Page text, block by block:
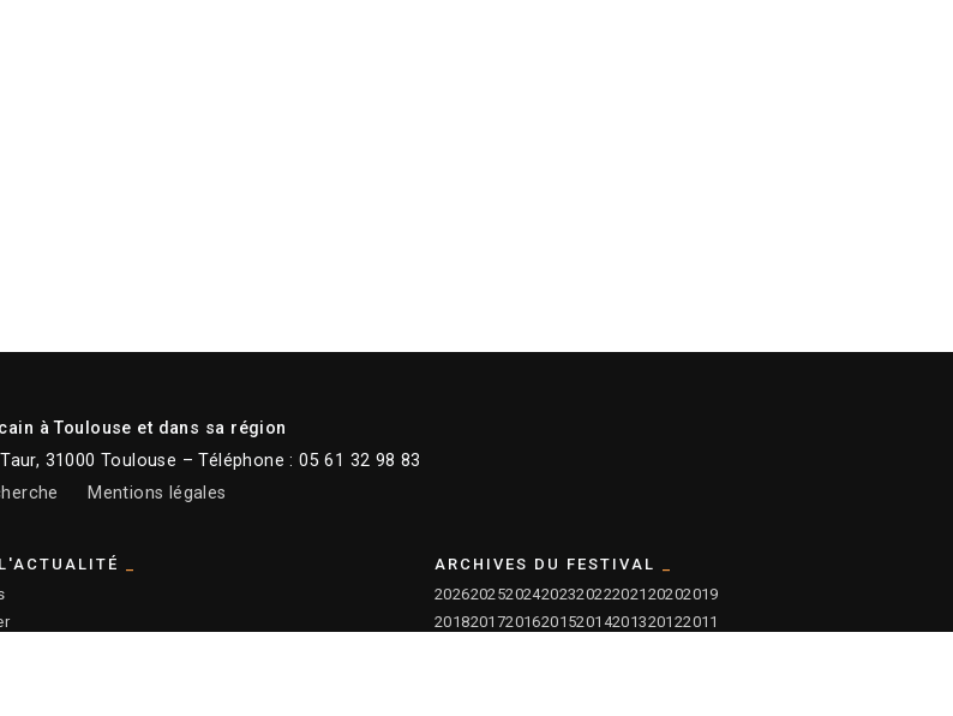
à Toulouse et dans sa région
31000 Toulouse – Téléphone : 05 61 32 98 83
Mentions légales
ARCHIVES DU FESTIVAL
202620252024202320222021 20202019
20182017201620152014201320122011